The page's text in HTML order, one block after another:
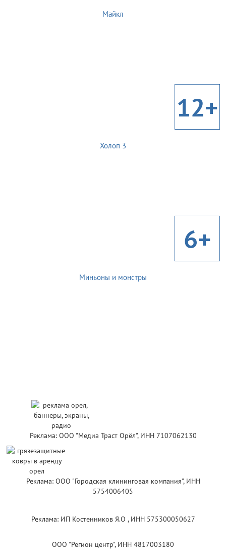
Майкл
12+
Холоп 3
6+
Миньоны и монстры
Реклама: ООО "Медиа Траст Орёл", ИНН 7107062130
Реклама: ООО "Городская клининговая компания", ИНН
5754006405
Реклама: ИП Костенников Я.О , ИНН 575300050627
ООО "Регион центр", ИНН 4817003180